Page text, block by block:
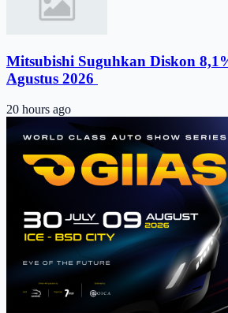
Mitsubishi Suguhkan Diskon
Agustus 2026 ​
20 hours ago